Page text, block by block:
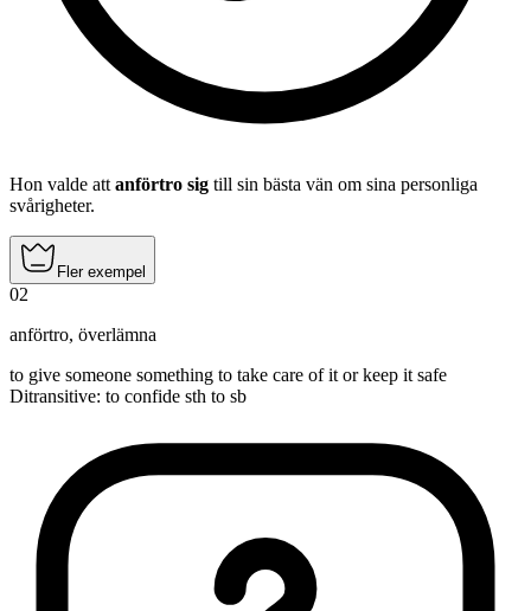
Hon valde att anförtro sig till sin bästa vän om sina personliga
svårigheter.
Fler exempel
02
anförtro, överlämna
to give someone something to take care of it or keep it safe
Ditransitive: to confide sth to sb